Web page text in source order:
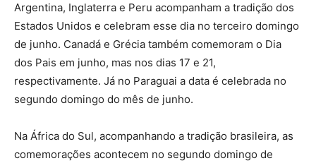
Argentina, Inglaterra e Peru acompanham a tradição dos
Estados Unidos e celebram esse dia no terceiro domingo
de junho. Canadá e Grécia também comemoram o Dia
dos Pais em junho, mas nos dias 17 e 21,
respectivamente. Já no Paraguai a data é celebrada no
segundo domingo do mês de junho.
Na África do Sul, acompanhando a tradição brasileira, as
comemorações acontecem no segundo domingo de